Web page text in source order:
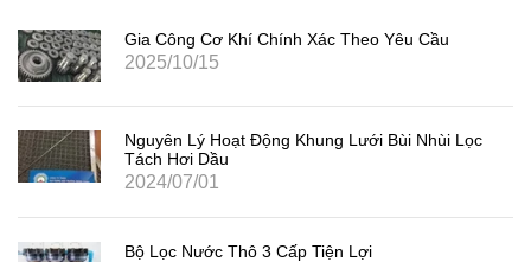
Gia Công Cơ Khí Chính Xác Theo Yêu Cầu
2025/10/15
Nguyên Lý Hoạt Động Khung Lưới Bùi Nhùi Lọc
Tách Hơi Dầu
2024/07/01
Bộ Lọc Nước Thô 3 Cấp Tiện Lợi